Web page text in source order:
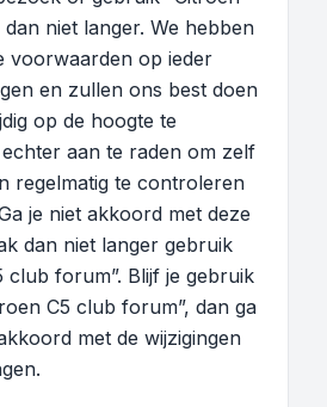
niet langer. We hebben
voorwaarden op ieder
en zullen ons best doen
op de hoogte te
aan te raden om zelf
regelmatig te controleren
je niet akkoord met deze
dan niet langer gebruik
club forum”. Blijf je gebruik
C5 club forum”, dan ga
met de wijzigingen